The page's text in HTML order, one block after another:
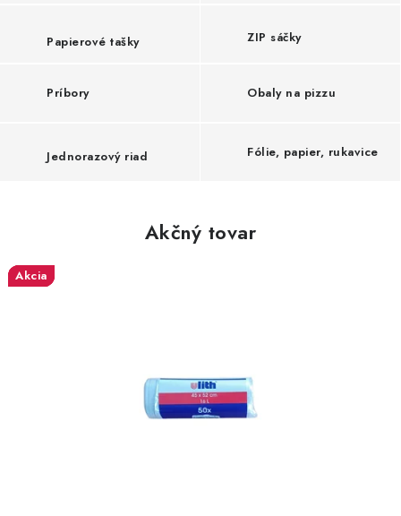
Papierové tašky ZIP sáčky
Príbory Obaly na pizzu
Jednorazový riad Fólie, papier, rukavice
Akčný tovar
Akcia
Akcia
Akcia
Akcia